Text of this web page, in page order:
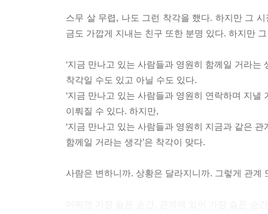
스무 살 무렵, 나도 그런 착각을 했다. 하지만 그
금도 가깝게 지내는 친구 또한 분명 있다. 하지만
‘지금 만나고 있는 사람들과 영원히 함께일 거라는
착각일 수도 있고 아닐 수도 있다.
‘지금 만나고 있는 사람들과 영원히 연락하며 지낼
이뤄질 수 있다. 하지만,
‘지금 만나고 있는 사람들과 영원히 지금과 같은 관
함께일 거라는 생각’은 착각이 맞다.
사람은 변하니까. 상황은 달라지니까. 그렇게 관계